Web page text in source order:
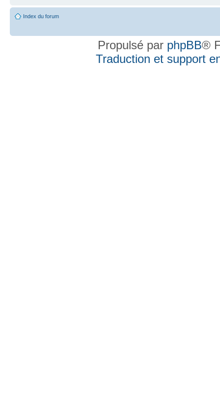
Index du forum
Propulsé par phpBB®
Traduction et support